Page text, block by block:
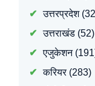
उत्तरप्रदेश
उत्तराखंड(52)
एजुकेशन
करियर(283)